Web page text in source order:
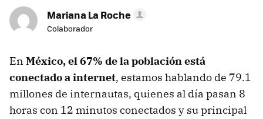
Mariana La Roche
Colaborador
En México, el 67% de la población está
conectado a internet, estamos hablando de 79.1
millones de internautas, quienes al día pasan 8
horas con 12 minutos conectados y su principal